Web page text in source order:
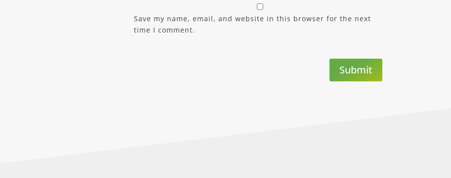
Save my name, email, and website in this browser for the next
time I comment.
Submit